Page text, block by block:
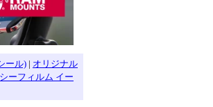
ール) | オリジナル
ーフィルム イー